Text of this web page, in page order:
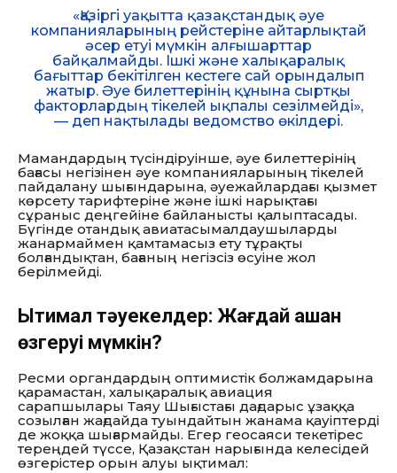
«Қазіргі уақытта қазақстандық әуе
компанияларының рейстеріне айтарлықтай
әсер етуі мүмкін алғышарттар
байқалмайды. Ішкі және халықаралық
бағыттар бекітілген кестеге сай орындалып
жатыр. Әуе билеттерінің құнына сыртқы
факторлардың тікелей ықпалы сезілмейді»,
— деп нақтылады ведомство өкілдері.
Мамандардың түсіндіруінше, әуе билеттерінің
бағасы негізінен әуе компанияларының тікелей
пайдалану шығындарына, әуежайлардағы қызмет
көрсету тарифтеріне және ішкі нарықтағы
сұраныс деңгейіне байланысты қалыптасады.
Бүгінде отандық авиатасымалдаушыларды
жанармаймен қамтамасыз ету тұрақты
болғандықтан, бағаның негізсіз өсуіне жол
берілмейді.
Ықтимал тәуекелдер: Жағдай қашан
өзгеруі мүмкін?
Ресми органдардың оптимистік болжамдарына
қарамастан, халықаралық авиация
сарапшылары Таяу Шығыстағы дағдарыс ұзаққа
созылған жағдайда туындайтын жанама қауіптерді
де жоққа шығармайды. Егер геосаяси текетірес
тереңдей түссе, Қазақстан нарығында келесідей
өзгерістер орын алуы ықтимал: